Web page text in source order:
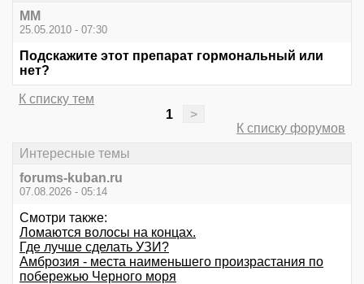
MM
25.05.2010 - 07:30
Подскажите этот препарат гормональный или
нет?
К списку тем
1
>
К списку форумов
Интересные темы
forums-kuban.ru
07.08.2026 - 05:14
Смотри также:
Ломаются волосы на концах.
Где лучше сделать УЗИ?
Амброзия - места наименьшего произрастания по
побережью Черного моря